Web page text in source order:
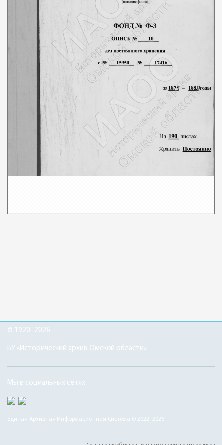
© 1920–2026
БУ «Исторический архив Омской области»
Мы в социальных сетях
Единая Архивная Информационная Система © 2022–2026